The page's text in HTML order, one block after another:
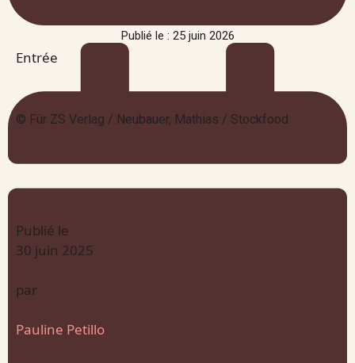
Publié le : 25 juin 2026
Entrée
© Für ZS Verlag / Neubauer, Mathias / Stockfood
Publié le
30 juin 2025
par
Pauline Petillo